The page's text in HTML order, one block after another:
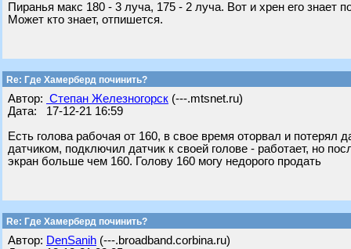
Пиранья макс 180 - 3 луча, 175 - 2 луча. Вот и хрен его знает
Может кто знает, отпишется.
Re: Где Хамерберд починить?
Автор: Степан Железногорск (---.mtsnet.ru)
Дата: 17-12-21 16:59
Есть голова рабочая от 160, в свое время оторвал и
датчиком, подключил датчик к своей голове - работает, но
экран больше чем 160. Голову 160 могу недорого продать
Re: Где Хамерберд починить?
Автор: DenSanih (---.broadband.corbina.ru)